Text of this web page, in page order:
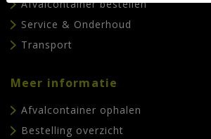
Afvalcontainer bestellen
Service & Onderhoud
Transport
Meer informatie
Afvalcontainer ophalen
Bestelling overzicht